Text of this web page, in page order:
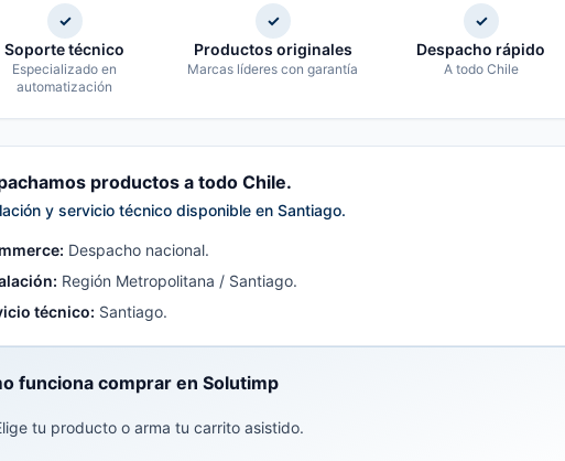
✓
Soporte técnico
Especializado en
automatización
✓
Productos originales
Marcas líderes con garantía
✓
Despacho rápido
A todo Chile
productos a todo Chile.
y servicio técnico disponible en Santiago.
Despacho nacional.
Región Metropolitana / Santiago.
técnico: Santiago.
funciona comprar en Solutimp
tu producto o arma tu carrito asistido.